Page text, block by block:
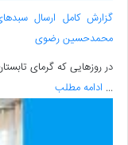
گزارش کامل ارسال
محمدحسین رضوی
در روزهایی که گرمای
... ادامه مطلب